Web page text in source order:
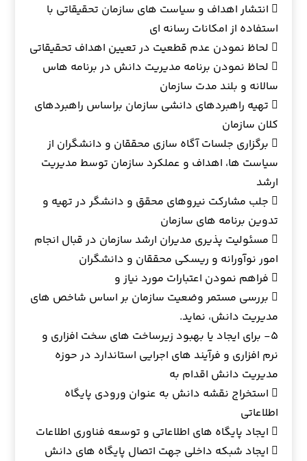
 انتشار اهداف و سیاست های سازمان تحقیقاتی با
استفاده از امکانات رسانه ای
 لحاظ نمودن عدم قطعیت در تعیین اهداف تحقیقاتی
 لحاظ نمودن برنامه مدیریت دانش در برنامه هاس
سالانه و بلند مدت سازمان
 تهیه راهبردهای دانشی سازمان براساس راهبردهای
کلان سازمان
 برگزاری جلسات آگاه سازی محققان و دانشگران از
سیاست ها، اهداف و عملکرد سازمان توسط مدیریت
ارشد
 جلب مشارکت نیروهای محقق و دانشگر در تهیه و
تدوین برنامه های سازمان
 مسئولیت پذیری مدیران ارشد سازمان در قبال انجام
امور نوآورانه و ریسکی محققان و دانشگران
 فراهم نمودن اعتبارات مورد نیاز و
 بررسی مستمر وضعیت سازمان بر اساس شاخص های
مدیریت دانش، نماید.
۵- برای ایجاد یا بهبود زیرساخت های سخت افزاری و
نرم افزاری و فرآیند های اجرایی استاندارد در حوزه
مدیریت دانش اقدام به
 استخراج نقشه دانش به عنوان ورودی پایگاه
اطلاعاتی
 ایجاد پایگاه های اطلاعاتی و توسعه فناوری اطلاعات
 ایجاد شبکه داخلی جهت اتصال پایگاه های دانش